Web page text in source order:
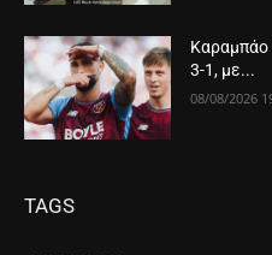
Καραμπάο
3-1, με...
08/08/2026
TAGS